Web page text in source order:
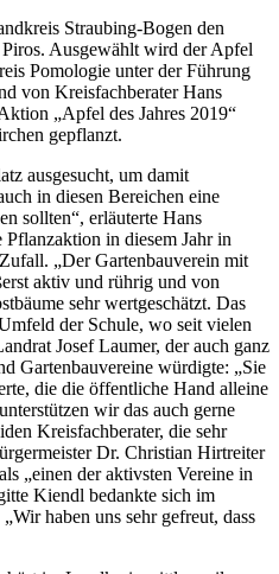
Straubing-Bogen den
Ausgewählt wird der Apfel
Pomologie unter der Führung
von Kreisfachberater Hans
„Apfel des Jahres 2019“
gepflanzt.
ausgesucht, um damit
in diesen Bereichen eine
sollten“, erläuterte Hans
in diesem Jahr in
„Der Gartenbauverein mit
aktiv und rührig und von
sehr wertgeschätzt. Das
der Schule, wo seit vielen
Josef Laumer, der auch ganz
Gartenbauvereine würdigte: „Sie
die die öffentliche Hand alleine
wir das auch gerne
Kreisfachberater, die sehr
Dr. Christian Hirtreiter
„einen der aktivsten Vereine in
Kiendl bedankte sich im
haben uns sehr gefreut, dass